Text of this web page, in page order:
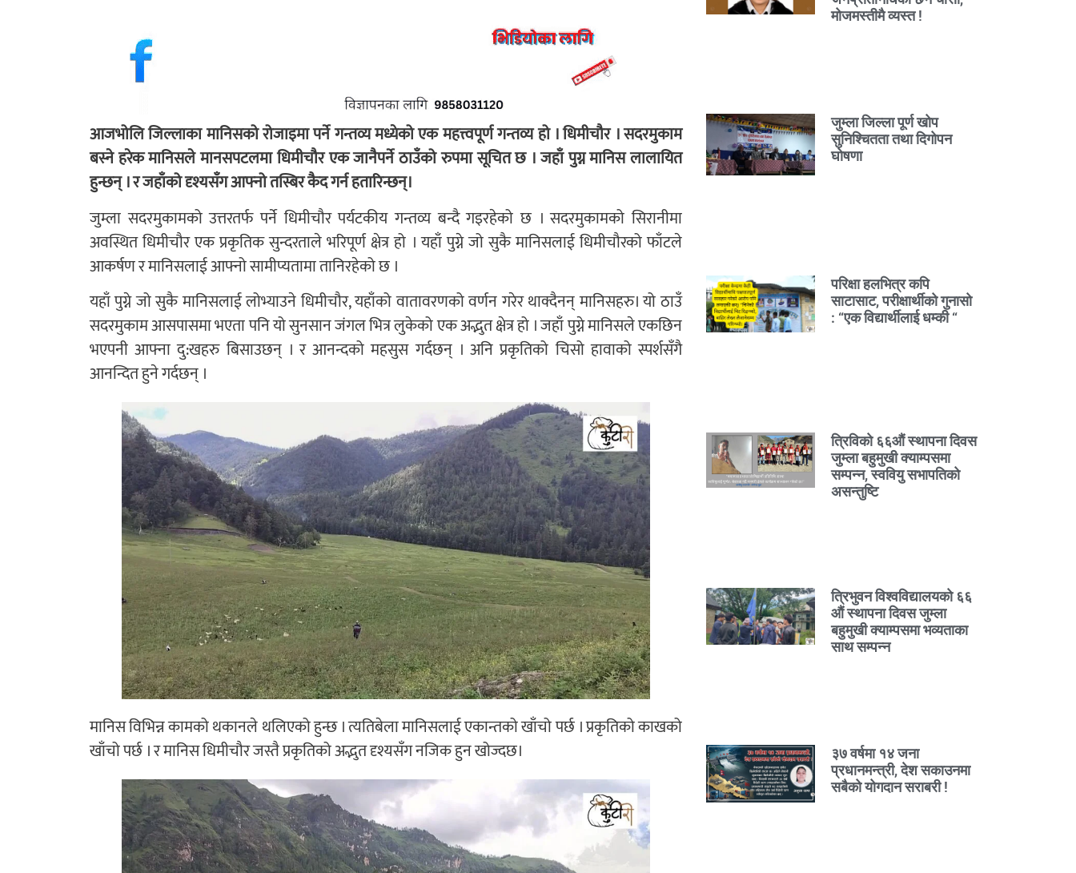
आजभोलि जिल्लाका मानिसको रोजाइमा पर्ने गन्तव्य मध्येको एक महत्त्वपूर्ण गन्तव्य हो । धिमीचौर । सदरमुकाम
बस्ने हरेक मानिसले मानसपटलमा धिमीचौर एक जानैपर्ने ठाउँको रुपमा सूचित छ । जहाँ पुग्न मानिस लालायित
हुन्छन् । र जहाँको दृश्यसँग आफ्नो तस्बिर कैद गर्न हतारिन्छन्।
जुम्ला सदरमुकामको उत्तरतर्फ पर्ने धिमीचौर पर्यटकीय गन्तव्य बन्दै गइरहेको छ । सदरमुकामको सिरानीमा
अवस्थित धिमीचौर एक प्रकृतिक सुन्दरताले भरिपूर्ण क्षेत्र हो । यहाँ पुग्ने जो सुकै मानिसलाई धिमीचौरको फाँटले
आकर्षण र मानिसलाई आफ्नो सामीप्यतामा तानिरहेको छ ।
यहाँ पुग्ने जो सुकै मानिसलाई लोभ्याउने धिमीचौर, यहाँको वातावरणको वर्णन गरेर थाक्दैनन् मानिसहरु। यो ठाउँ
सदरमुकाम आसपासमा भएता पनि यो सुनसान जंगल भित्र लुकेको एक अद्भुत क्षेत्र हो । जहाँ पुग्ने मानिसले एकछिन
भएपनी आफ्ना दु:खहरु बिसाउछन् । र आनन्दको महसुस गर्दछन् । अनि प्रकृतिको चिसो हावाको स्पर्शसँगै
आनन्दित हुने गर्दछन् ।
मानिस विभिन्न कामको थकानले थलिएको हुन्छ । त्यतिबेला मानिसलाई एकान्तको खाँचो पर्छ । प्रकृतिको काखको
खाँचो पर्छ । र मानिस धिमीचौर जस्तै प्रकृतिको अद्भुत दृश्यसँग नजिक हुन खोज्दछ।
मोजमस्तीमै व्यस्त !
जुम्ला जिल्ला पूर्ण खोप
सुनिश्चितता तथा दिगोपन
घोषणा
परिक्षा हलभित्र कपि
साटासाट, परीक्षार्थीको गुनासो
: “एक विद्यार्थीलाई धम्की “
त्रिविको ६६औं स्थापना दिवस
जुम्ला बहुमुखी क्याम्पसमा
सम्पन्न, स्ववियु सभापतिको
असन्तुष्टि
त्रिभुवन विश्वविद्यालयको ६६
औं स्थापना दिवस जुम्ला
बहुमुखी क्याम्पसमा भव्यताका
साथ सम्पन्न
३७ वर्षमा १४ जना
प्रधानमन्त्री, देश सकाउनमा
सबैको योगदान सराबरी !